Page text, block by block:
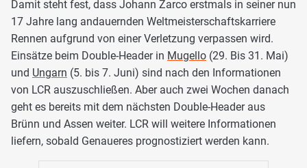
Damit steht fest, dass Johann Zarco erstmals in seiner nun
17 Jahre lang andauernden Weltmeisterschaftskarriere
Rennen aufgrund von einer Verletzung verpassen wird.
Einsätze beim Double-Header in Mugello (29. Bis 31. Mai)
und Ungarn (5. bis 7. Juni) sind nach den Informationen
von LCR auszuschließen. Aber auch zwei Wochen danach
geht es bereits mit dem nächsten Double-Header aus
Brünn und Assen weiter. LCR will weitere Informationen
liefern, sobald Genaueres prognostiziert werden kann.